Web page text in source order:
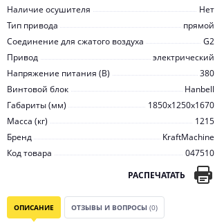
Наличие осушителя
Нет
Тип привода
прямой
Соединение для сжатого воздуха
G2
Привод
электрический
Напряжение питания (В)
380
Винтовой блок
Hanbell
Габариты (мм)
1850x1250x1670
Масса (кг)
1215
Бренд
KraftMachine
Код товара
047510
РАСПЕЧАТАТЬ
ОПИСАНИЕ ОТЗЫВЫ И ВОПРОСЫ (0)